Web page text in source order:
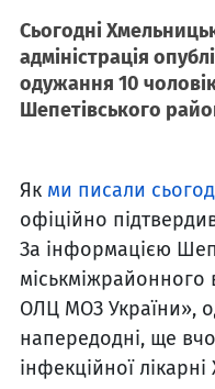
Сьогодні
адміністрація
одужання 10
Шепетівського
Як ми писали
офіційно
За інформацією
міськміжрайонного
ОЛЦ МОЗ України»,
напередодні, ще
інфекційної